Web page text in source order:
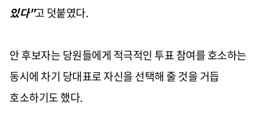
있다"고 덧붙였다.
안 후보자는 당원들에게 적극적인 투표 참여를 호소하는
동시에 차기 당대표로 자신을 선택해 줄 것을 거듭
호소하기도 했다.